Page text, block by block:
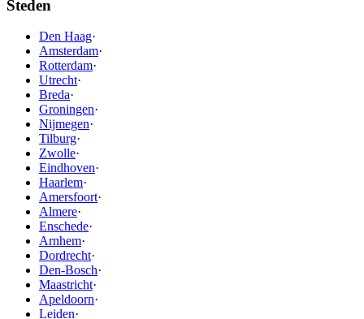
Steden
Den Haag·
Amsterdam·
Rotterdam·
Utrecht·
Breda·
Groningen·
Nijmegen·
Tilburg·
Zwolle·
Eindhoven·
Haarlem·
Amersfoort·
Almere·
Enschede·
Arnhem·
Dordrecht·
Den-Bosch·
Maastricht·
Apeldoorn·
Leiden·